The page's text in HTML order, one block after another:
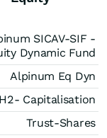
SICAV-SIF -
Dynamic Fund
Alpinum Eq Dyn
Capitalisation
Trust-Shares